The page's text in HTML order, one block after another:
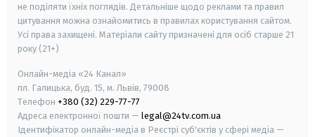
не поділяти їхніх поглядів. Детальніше щодо реклами та правил
цитування можна ознайомитись в правилах користування сайтом.
Усі права захищені. Матеріали сайту призначені для осіб старше 21
року (21+)
Онлайн-медіа «24 Канал»
пл. Галицька, буд. 15, м. Львів, 79008
Телефон +380 (32) 229-77-77
Адреса електронної пошти — legal@24tv.com.ua
Ідентифікатор онлайн-медіа в Реєстрі суб'єктів у сфері медіа —